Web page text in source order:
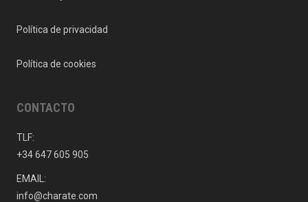
Política de privacidad
Política de cookies
CONTACTO
TLF:
+34 647 605 905
EMAIL:
info@charate.com